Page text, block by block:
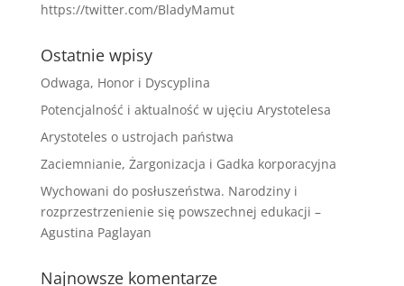
https://twitter.com/BladyMamut
Ostatnie wpisy
Odwaga, Honor i Dyscyplina
Potencjalność i aktualność w ujęciu Arystotelesa
Arystoteles o ustrojach państwa
Zaciemnianie, Żargonizacja i Gadka korporacyjna
Wychowani do posłuszeństwa. Narodziny i
rozprzestrzenienie się powszechnej edukacji –
Agustina Paglayan
Najnowsze komentarze